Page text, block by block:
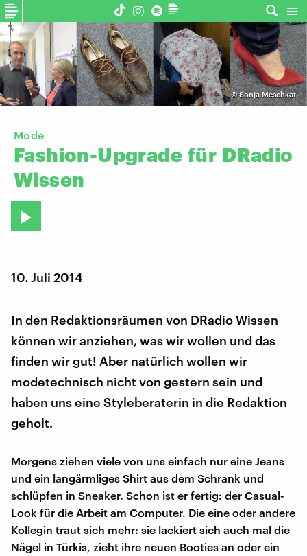
©Sonja Meschkat
Mode
Fashion-Upgrade für DRadio
Wissen
10. Juli 2014
In den Redaktionsräumen von DRadio Wissen
können wir anziehen, was wir wollen und das
finden wir gut! Aber natürlich wollen wir
modetechnisch nicht von gestern sein und
haben uns eine Styleberaterin in die Redaktion
geholt.
Morgens ziehen viele von uns einfach nur eine Jeans
und ein langärmliges Shirt aus dem Schrank und
schlüpfen in Sneaker. Schon ist er fertig: der Casual-
Look für die Arbeit am Computer. Die eine oder andere
Kollegin traut sich mehr: sie lackiert sich auch mal die
Nägel in Türkis, zieht ihre neuen Booties an oder ein